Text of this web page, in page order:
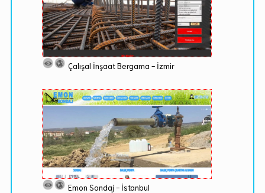
Çalışal İnşaat Bergama - İzmir
Emon Sondaj - İstanbul